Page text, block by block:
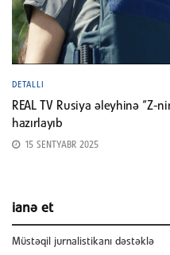
DETALLI
REAL TV Rusiya əleyhinə “Z-
hazırlayıb
15 SENTYABR 2025
ianə et
Müstəqil jurnalistikanı dəstəklə